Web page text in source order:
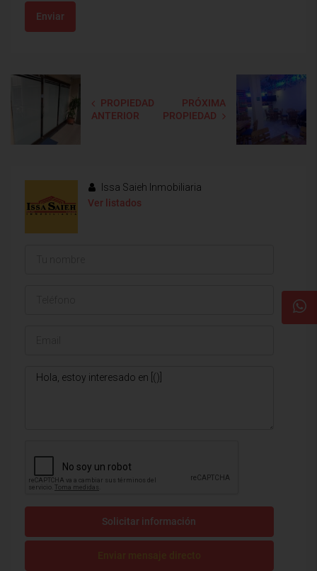
Enviar
PROPIEDAD
ANTERIOR
PRÓXIMA
PROPIEDAD
Issa Saieh Inmobiliaria
Ver listados
Solicitar información